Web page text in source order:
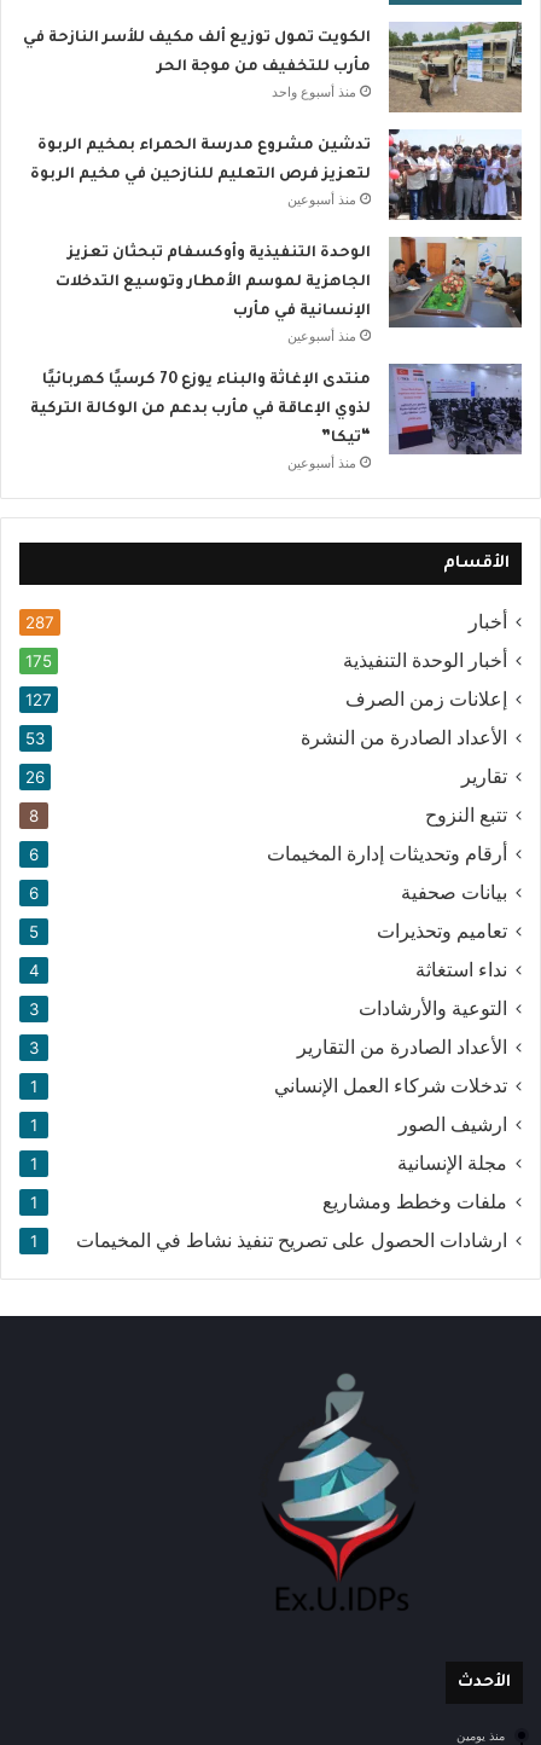
الكويت تمول توزيع ألف مكيف للأسر النازحة في
مأرب للتخفيف من موجة الحر
منذ أسبوع واحد
تدشين مشروع مدرسة الحمراء بمخيم الربوة
لتعزيز فرص التعليم للنازحين في مخيم الربوة
منذ أسبوعين
الوحدة التنفيذية وأوكسفام تبحثان تعزيز
الجاهزية لموسم الأمطار وتوسيع التدخلات
الإنسانية في مأرب
منذ أسبوعين
منتدى الإغاثة والبناء يوزع 70 كرسيًا كهربائيًا
لذوي الإعاقة في مأرب بدعم من الوكالة التركية
“تيكا”
منذ أسبوعين
الأقسام
أخبار 287
أخبار الوحدة التنفيذية 175
إعلانات زمن الصرف 127
الأعداد الصادرة من النشرة 53
تقارير 26
تتبع النزوح 8
أرقام وتحديثات إدارة المخيمات 6
بيانات صحفية 6
تعاميم وتحذيرات 5
نداء استغاثة 4
التوعية والأرشادات 3
الأعداد الصادرة من التقارير 3
تدخلات شركاء العمل الإنساني 1
ارشيف الصور 1
مجلة الإنسانية 1
ملفات وخطط ومشاريع 1
ارشادات الحصول على تصريح تنفيذ نشاط في المخيمات 1
الأحدث
منذ يومين